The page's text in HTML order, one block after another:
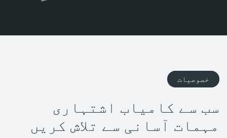
خصوصیات
سب سے کامیاب اشتہاری
مہمات آسانی سے تلاش کریں